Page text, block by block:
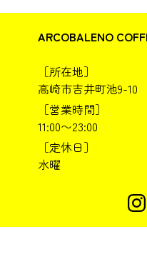
ARCOBALENO
［所在地］
高崎市吉井町池9-10
［営業時間］
11:00〜23:00
［定休日］
水曜